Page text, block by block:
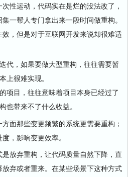
运动，代码实在是烂的没法改了，
一帮人专门拿出来一段时间做重构。
，但是对于互联网开发来说却很难适
代，如果要做大型重构，往往需要暂
上很难实现。
项目，往往意味着项目本身已经过了
也带来不了什么收益。
那些变更频繁的系统更需要重构；
，影响变更效率。
放弃重构，让代码质量自然下降，直
弃或者重来。在某些场景下这种方式